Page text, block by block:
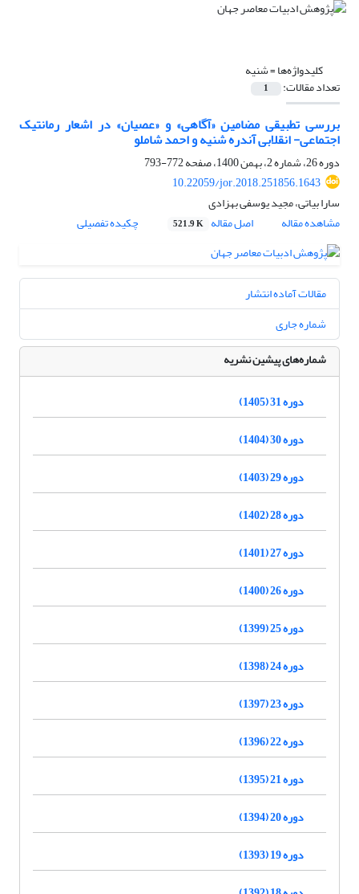
کلیدواژه‌ها =شنیه
تعداد مقالات: 1
بررسی تطبیقی مضامین «آگاهی» و «عصیان» در اشعار رمانتیک
اجتماعی- انقلابی آندره شنیه و احمد شاملو
دوره 26، شماره 2، بهمن 1400، صفحه
772-793
10.22059/jor.2018.251856.1643
سارا بیاتی، مجید یوسفی بهزادی
مشاهده مقاله
اصل مقاله 521.9 K چکیده تفصیلی
مقالات آماده انتشار
شماره جاری
شماره‌های پیشین نشریه
دوره 31 (1405)
دوره 30 (1404)
دوره 29 (1403)
دوره 28 (1402)
دوره 27 (1401)
دوره 26 (1400)
دوره 25 (1399)
دوره 24 (1398)
دوره 23 (1397)
دوره 22 (1396)
دوره 21 (1395)
دوره 20 (1394)
دوره 19 (1393)